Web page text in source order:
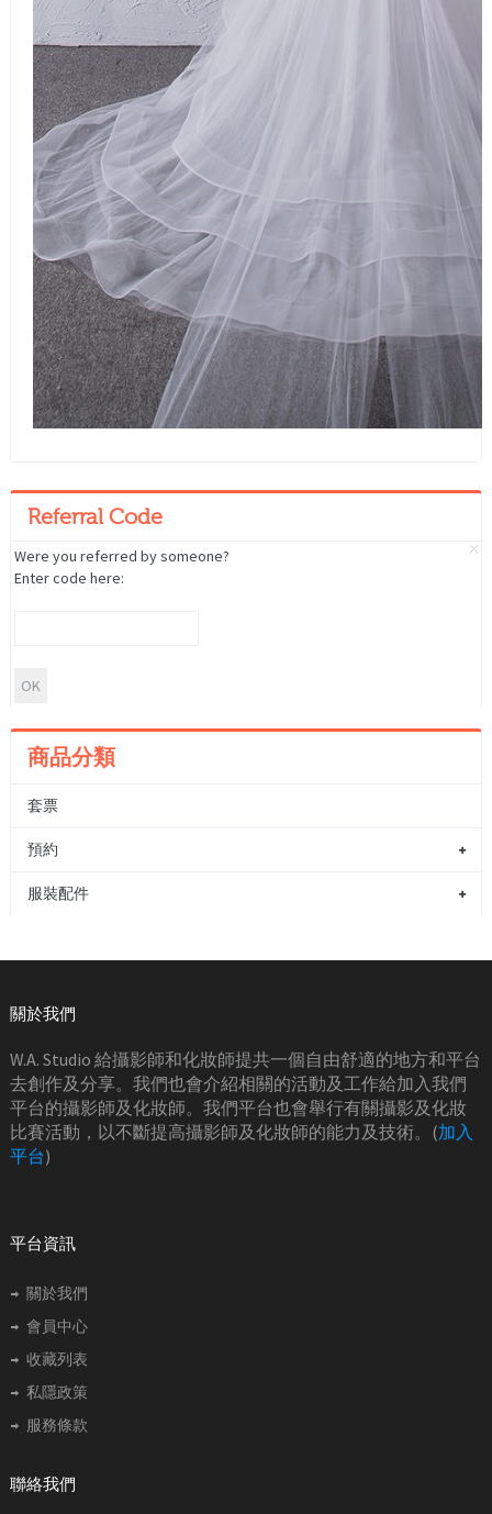
Referral Code
Were you referred by someone?
Enter code here:
商品分類
套票
預約
服裝配件
關於我們
W.A. Studio 給攝影師和化妝師提共一個自由舒適的地方和平台
去創作及分享。我們也會介紹相關的活動及工作給加入我們
平台的攝影師及化妝師。我們平台也會舉行有關攝影及化妝
比賽活動，以不斷提高攝影師及化妝師的能力及技術。(加入
平台)
平台資訊
關於我們
會員中心
收藏列表
私隱政策
服務條款
聯絡我們